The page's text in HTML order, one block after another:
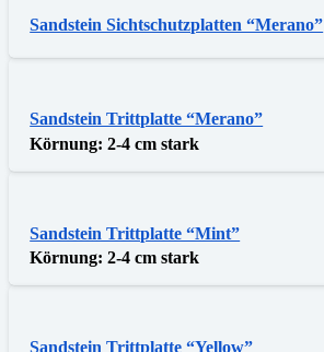
Sandstein Sichtschutzplatten “Merano”
Sandstein Trittplatte “Merano”
Körnung:2-4 cm stark
Sandstein Trittplatte “Mint”
Körnung:2-4 cm stark
Sandstein Trittplatte “Yellow”